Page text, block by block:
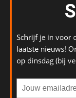
Schrijf je in voor
laatste nieuws!
op dinsdag (bij